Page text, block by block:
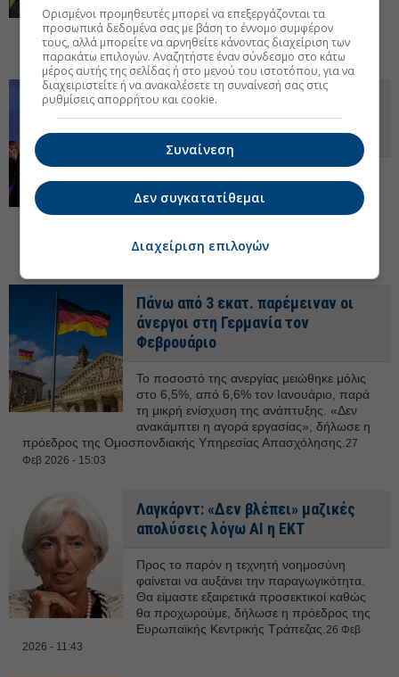
παραμένει πάνω από τα 3 εκατομμύρια, με
ασθενή ανάκαμψη και αυξημένες πιέσεις
στα εισοδήματα.31 Μαρ 2026 - 15:03
Ανώτερη Σχολή ΑΚΜΗ: Παρέμβαση
σε forum της Κομισιόν για την
απασχόληση
session «Pact for Skills: Meeting the
Digital Skills Challenge» και αφορούσε στο
επαγγελματική εκπαίδευση, με επίκεντρο την εισαγωγή της
Τεχνητής Νοημοσύνης.06 Μαρ 2026 - 13:54
Πάνω από 3 εκατ. παρέμειναν οι
άνεργοι στη Γερμανία τον
Φεβρουάριο
Το ποσοστό της ανεργίας μειώθηκε μόλις
στο 6,5%, από 6,6% τον Ιανουάριο, παρά
τη μικρή ενίσχυση της ανάπτυξης. «Δεν
ανακάμπτει η αγορά εργασίας», δήλωσε η
πρόεδρος της Ομοσπονδιακής Υπηρεσίας Απασχόλησης. 27
Φεβ 2026 - 15:03
Λαγκάρντ: «Δεν βλέπει» μαζικές
απολύσεις λόγω AI η ΕΚΤ
Προς το παρόν η τεχνητή νοημοσύνη
φαίνεται να αυξάνει την παραγωγικότητα.
Θα είμαστε εξαιρετικά προσεκτικοί καθώς
θα προχωρούμε, δήλωσε η πρόεδρος της
Ευρωπαϊκής Κεντρικής Τράπεζας. 26 Φεβ
2026 - 11:43
Ορισμένοι προμηθευτές μπορεί να επεξεργάζονται τα
προσωπικά δεδομένα σας με βάση το έννομο συμφέρον
τους, αλλά μπορείτε να αρνηθείτε κάνοντας διαχείριση των
παρακάτω επιλογών. Αναζητήστε έναν σύνδεσμο στο κάτω
μέρος αυτής της σελίδας ή στο μενού του ιστοτόπου, για να
διαχειριστείτε ή να ανακαλέσετε τη συναίνεσή σας στις
ρυθμίσεις απορρήτου και cookie.
Συναίνεση
Δεν συγκατατίθεμαι
Διαχείριση επιλογών